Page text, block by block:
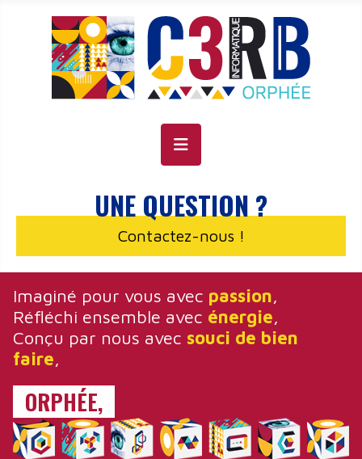
UNE QUESTION ?
Contactez-nous !
Imaginé pour vous avec passion,
Réfléchi ensemble avec énergie,
Conçu par nous avec souci de bien
faire,
ORPHÉE,